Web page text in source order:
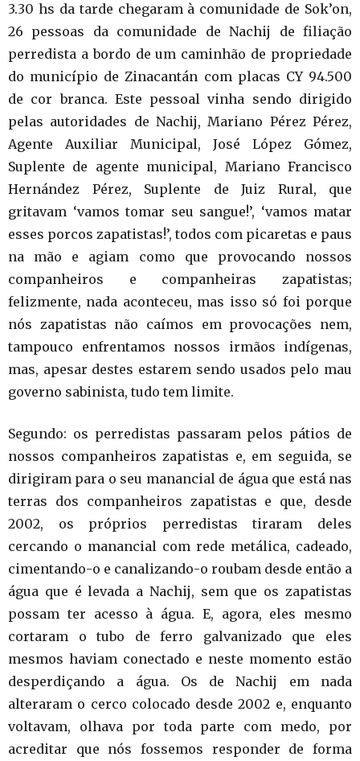
3.30 hs da tarde chegaram à comunidade de Sok’on,
26 pessoas da comunidade de Nachij de filiação
perredista a bordo de um caminhão de propriedade
do município de Zinacantán com placas CY 94.500
de cor branca. Este pessoal vinha sendo dirigido
pelas autoridades de Nachij, Mariano Pérez Pérez,
Agente Auxiliar Municipal, José López Gómez,
Suplente de agente municipal, Mariano Francisco
Hernández Pérez, Suplente de Juiz Rural, que
gritavam ‘vamos tomar seu sangue!’, ‘vamos matar
esses porcos zapatistas!’, todos com picaretas e paus
na mão e agiam como que provocando nossos
companheiros e companheiras zapatistas;
felizmente, nada aconteceu, mas isso só foi porque
nós zapatistas não caímos em provocações nem,
tampouco enfrentamos nossos irmãos indígenas,
mas, apesar destes estarem sendo usados pelo mau
governo sabinista, tudo tem limite.
Segundo: os perredistas passaram pelos pátios de
nossos companheiros zapatistas e, em seguida, se
dirigiram para o seu manancial de água que está nas
terras dos companheiros zapatistas e que, desde
2002, os próprios perredistas tiraram deles
cercando o manancial com rede metálica, cadeado,
cimentando-o e canalizando-o roubam desde então a
água que é levada a Nachij, sem que os zapatistas
possam ter acesso à água. E, agora, eles mesmo
cortaram o tubo de ferro galvanizado que eles
mesmos haviam conectado e neste momento estão
desperdiçando a água. Os de Nachij em nada
alteraram o cerco colocado desde 2002 e, enquanto
voltavam, olhava por toda parte com medo, por
acreditar que nós fossemos responder de forma